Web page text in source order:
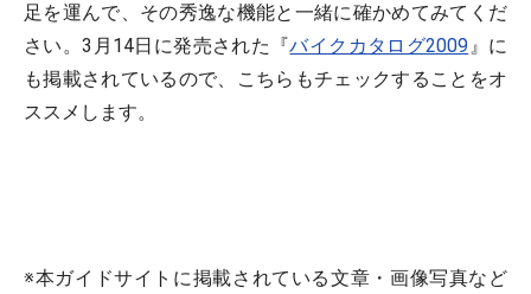
足を運んで、その秀逸な機能と一緒に確かめてみてくだ
さい。3月14日に発売された『バイクカタログ2009』に
も掲載されているので、こちらもチェックすることをオ
ススメします。
※本ガイドサイトに掲載されている文章・画像写真など